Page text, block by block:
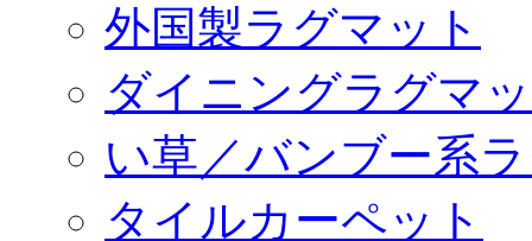
外国製ラグマット
ダイニングラグマ
い草／バンブー系
タイルカーペット